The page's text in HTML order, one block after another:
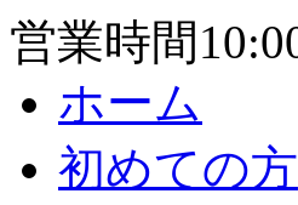
ホーム
初めての方